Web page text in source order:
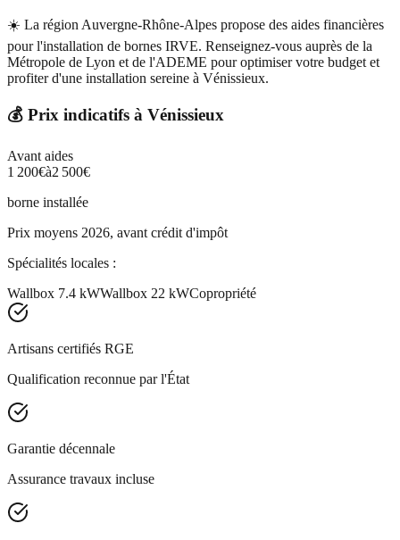
☀️ La région Auvergne-Rhône-Alpes propose des aides financières
pour l'installation de bornes IRVE. Renseignez-vous auprès de la
Métropole de Lyon et de l'ADEME pour optimiser votre budget et
profiter d'une installation sereine à Vénissieux.
💰 Prix indicatifs à Vénissieux
Avant aides
1 200€à2 500€
borne installée
Prix moyens 2026, avant crédit d'impôt
Spécialités locales :
Wallbox 7.4 kWWallbox 22 kWCopropriété
Artisans certifiés RGE
Qualification reconnue par l'État
Garantie décennale
Assurance travaux incluse